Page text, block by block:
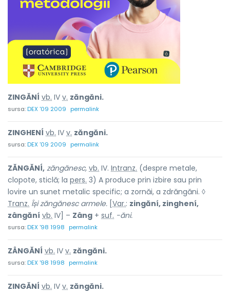
ZINGĂNÍ vb. IV v. zăngăni.
sursa:DEX '09 2009 permalink
ZINGHENÍ vb. IV v. zăngăni.
sursa:DEX '09 2009 permalink
ZĂNGĂNÍ, zăngănesc, vb. IV. Intranz. (despre metale,
clopote, sticlă; la pers. 3) A produce prin izbire sau prin
lovire un sunet metalic specific; a zornăi, a zdrăngăni. ◊
Tranz. Își zăngănesc armele. Var.: zingăní, zinghení,
zângăní vb. IV] – Zâng + suf. -ăni.
sursa:DEX '98 1998 permalink
ZÂNGĂNÍ vb. IV v. zăngăni.
sursa:DEX '98 1998 permalink
ZINGĂNÍ vb. IV v. zăngăni.